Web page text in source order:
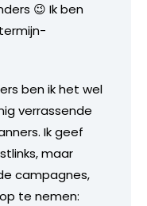
😉 Ik ben
ben ik het wel
verrassende
Ik geef
maar
campagnes,
te nemen: